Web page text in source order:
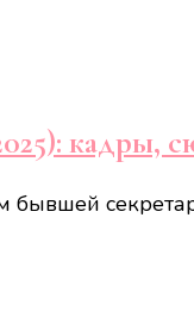
кадры,
бывшей